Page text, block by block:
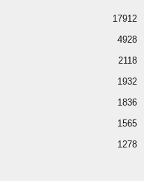
17912
4928
2118
1932
1836
1565
1278